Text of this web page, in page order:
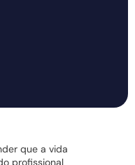
que a vida
profissional